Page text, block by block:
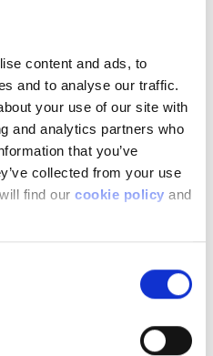
content and ads, to
and to analyse our traffic.
your use of our site with
and analytics partners who
that you’ve
collected from your use
find our cookie policy and
représenter les
en Belgique et au
fantastique ainsi
d'administration
l'Union européenne, il
particulières neuves
et au Luxembourg.
plus jeune et la plus
automobile en pleine
défi, surtout si l'on
des motos, des